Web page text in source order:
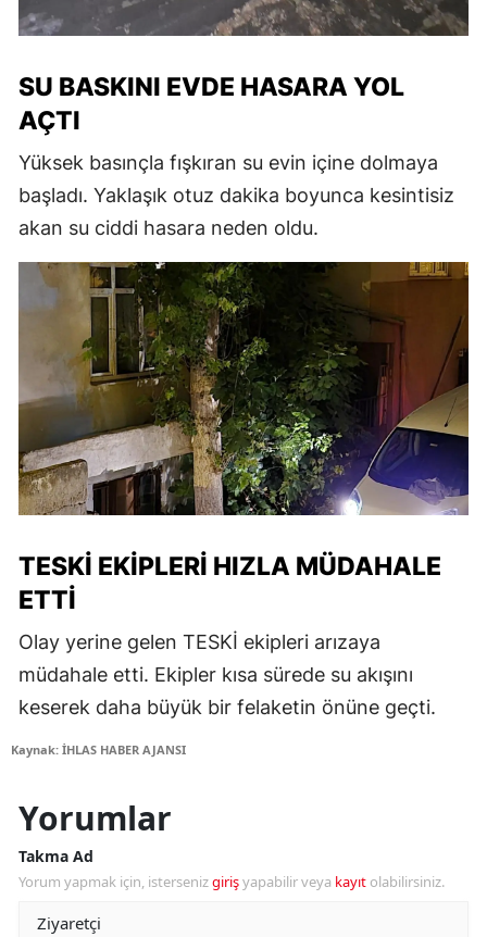
SU BASKINI EVDE HASARA YOL
AÇTI
Yüksek basınçla fışkıran su evin içine dolmaya
başladı. Yaklaşık otuz dakika boyunca kesintisiz
akan su ciddi hasara neden oldu.
TESKİ EKIPLERI HIZLA MÜDAHALE
ETTI
Olay yerine gelen TESKİ ekipleri arızaya
müdahale etti. Ekipler kısa sürede su akışını
keserek daha büyük bir felaketin önüne geçti.
Kaynak: İHLAS HABER AJANSI
Yorumlar
Takma Ad
Yorum yapmak için, istersenizgirişyapabilir veya kayıt olabilirsiniz.